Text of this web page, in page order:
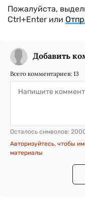
Пожалуйста,
Ctrl+Enter или
Добавить
Всего комментариев: 13
Осталось символов:
Авторизуйтесь, чтобы
материалы